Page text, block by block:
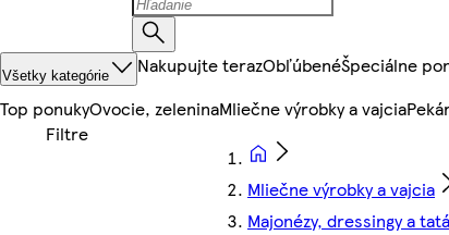
Všetky kategórie Nakupujte terazObľúbenéŠpeciálne
Top ponukyOvocie, zeleninaMliečne výrobky a vajcia
Mliečne výrobky a vajcia
Majonézy, dressingy a